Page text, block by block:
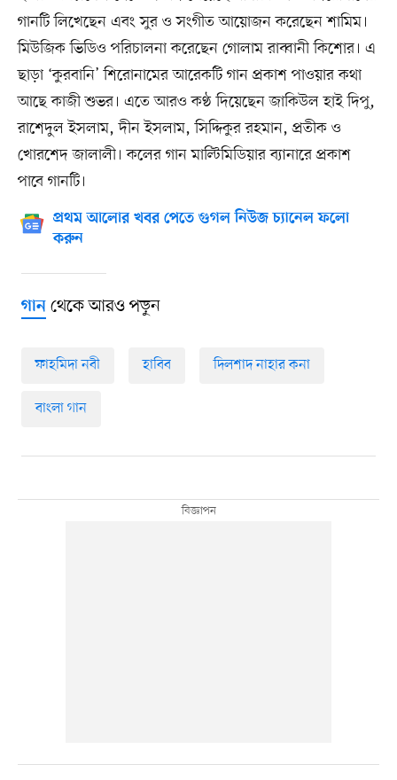
গানটি লিখেছেন এবং সুর ও সংগীত আয়োজন করেছেন শামিম।
মিউজিক ভিডিও পরিচালনা করেছেন গোলাম রাব্বানী কিশোর। এ
ছাড়া ‘কুরবানি’ শিরোনামের আরেকটি গান প্রকাশ পাওয়ার কথা
আছে কাজী শুভর। এতে আরও কণ্ঠ দিয়েছেন জাকিউল হাই দিপু,
রাশেদুল ইসলাম, দীন ইসলাম, সিদ্দিকুর রহমান, প্রতীক ও
খোরশেদ জালালী। কলের গান মাল্টিমিডিয়ার ব্যানারে প্রকাশ
পাবে গানটি।
প্রথম আলোর খবর পেতে গুগল নিউজ চ্যানেল ফলো
করুন
গানথেকে আরও পড়ুন
ফাহমিদা নবী হাবিব দিলশাদ নাহার কনা
বাংলা গান